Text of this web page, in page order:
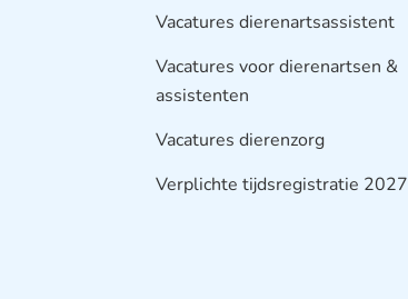
Vacatures dierenartsassistent
Vacatures voor dierenartsen &
assistenten
Vacatures dierenzorg
Verplichte tijdsregistratie 2027